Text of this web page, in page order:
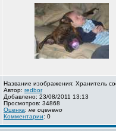
Название изображения: Хранитель
Автор: redbor
Добавлено: 23/08/2011 13:13
Просмотров: 34868
Оценка: не оценено
Комментарии: 0